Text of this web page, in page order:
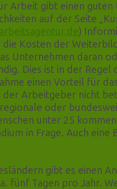
Arbeit gibt einen
auf der Seite
)
Kosten der
Unternehmen daran
Dies ist in der Regel
einen Vorteil für
der Arbeitgeber nicht
oder
unter 25
in Frage. Auch eine
gibt es einen
fünf Tagen pro Jahr.